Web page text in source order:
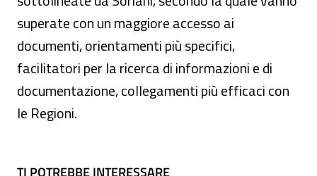
superate con un maggiore accesso ai
documenti, orientamenti più specifici,
facilitatori per la ricerca di informazioni e di
documentazione, collegamenti più efficaci con
le Regioni.
TI POTREBBE INTERESSARE